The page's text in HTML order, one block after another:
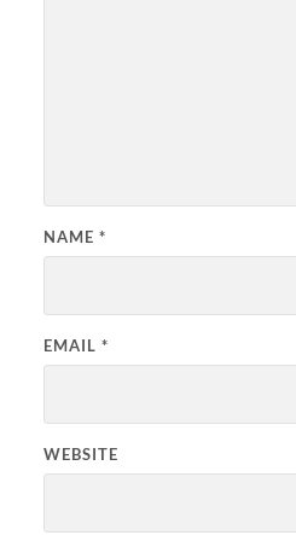
NAME *
EMAIL *
WEBSITE